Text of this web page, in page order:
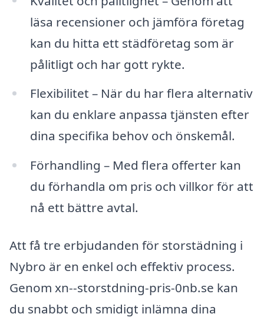
läsa recensioner och jämföra företag
kan du hitta ett städföretag som är
pålitligt och har gott rykte.
Flexibilitet – När du har flera alternativ
kan du enklare anpassa tjänsten efter
dina specifika behov och önskemål.
Förhandling – Med flera offerter kan
du förhandla om pris och villkor för att
nå ett bättre avtal.
Att få tre erbjudanden för storstädning i
Nybro är en enkel och effektiv process.
Genom xn--storstdning-pris-0nb.se kan
du snabbt och smidigt inlämna dina